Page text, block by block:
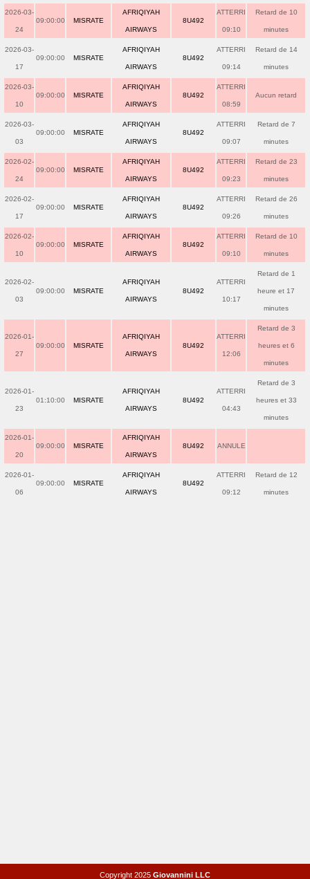
2026-03-
24
09:00:00 MISRATE
AFRIQIYAH
AIRWAYS
8U492
ATTERRI
09:10
Retard de 10
minutes
2026-03-
17
09:00:00 MISRATE
AFRIQIYAH
AIRWAYS
8U492
ATTERRI
09:14
Retard de 14
minutes
2026-03-
10
09:00:00 MISRATE
AFRIQIYAH
AIRWAYS
8U492
ATTERRI
08:59
Aucun retard
2026-03-
03
09:00:00 MISRATE
AFRIQIYAH
AIRWAYS
8U492
ATTERRI
09:07
Retard de 7
minutes
2026-02-
24
09:00:00 MISRATE
AFRIQIYAH
AIRWAYS
8U492
ATTERRI
09:23
Retard de 23
minutes
2026-02-
17
09:00:00 MISRATE
AFRIQIYAH
AIRWAYS
8U492
ATTERRI
09:26
Retard de 26
minutes
2026-02-
10
09:00:00 MISRATE
AFRIQIYAH
AIRWAYS
8U492
ATTERRI
09:10
Retard de 10
minutes
2026-02-
03
09:00:00 MISRATE
AFRIQIYAH
AIRWAYS
8U492
ATTERRI
10:17
Retard de 1
heure et 17
minutes
2026-01-
27
09:00:00 MISRATE
AFRIQIYAH
AIRWAYS
8U492
ATTERRI
12:06
Retard de 3
heures et 6
minutes
2026-01-
23
01:10:00 MISRATE
AFRIQIYAH
AIRWAYS
8U492
ATTERRI
04:43
Retard de 3
heures et 33
minutes
2026-01-
20
09:00:00 MISRATE
AFRIQIYAH
AIRWAYS
8U492 ANNULE
2026-01-
06
09:00:00 MISRATE
AFRIQIYAH
AIRWAYS
8U492
ATTERRI
09:12
Retard de 12
minutes
Copyright 2025 Giovannini LLC